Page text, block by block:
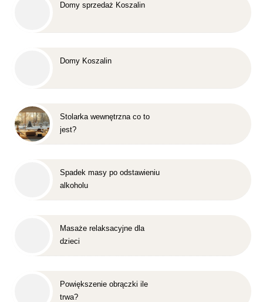
Domy sprzedaż Koszalin
Domy Koszalin
Stolarka wewnętrzna co to
jest?
Spadek masy po odstawieniu
alkoholu
Masaże relaksacyjne dla
dzieci
Powiększenie obrączki ile
trwa?